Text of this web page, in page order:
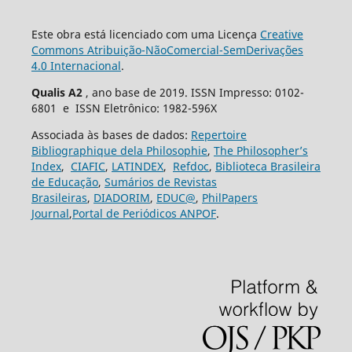
Este obra está licenciado com uma Licença Creative
Commons Atribuição-NãoComercial-SemDerivações
4.0 Internacional.
Qualis A2 , ano base de 2019. ISSN Impresso: 0102-
6801 e ISSN Eletrônico: 1982-596X
Associada às bases de dados: Repertoire
Bibliographique dela Philosophie, The Philosopher’s
Index, CIAFIC, LATINDEX, Refdoc, Biblioteca Brasileira
de Educação, Sumários de Revistas
Brasileiras, DIADORIM, EDUC@, PhilPapers
Journal,Portal de Periódicos ANPOF.